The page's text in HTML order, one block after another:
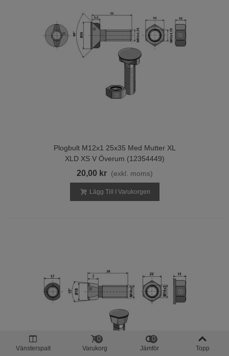
Plogbult M12x1 25x35 Med Mutter XL
XLD XS V Överum (12354449)
20,00 kr (exkl. moms)
Lägg Till I Varukorgen
Vänsterspalt Varukorg
0
Jämför
0
Topp